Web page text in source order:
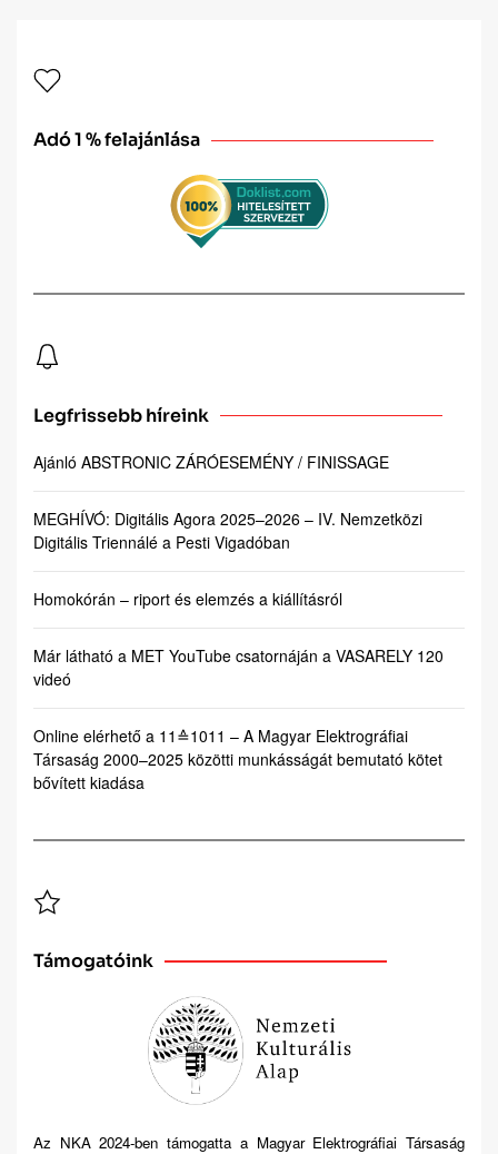
Adó 1 % felajánlása
Legfrissebb híreink
Ajánló ABSTRONIC ZÁRÓESEMÉNY / FINISSAGE
MEGHÍVÓ: Digitális Agora 2025–2026 – IV. Nemzetközi
Digitális Triennálé a Pesti Vigadóban
Homokórán – riport és elemzés a kiállításról
Már látható a MET YouTube csatornáján a VASARELY 120
videó
Online elérhető a 11≙1011 – A Magyar Elektrográfiai
Társaság 2000–2025 közötti munkásságát bemutató kötet
bővített kiadása
Támogatóink
Az NKA 2024-ben támogatta a Magyar Elektrográfiai Társaság